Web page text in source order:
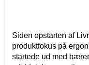
Siden opstarten af
produktfokus på
startede ud med